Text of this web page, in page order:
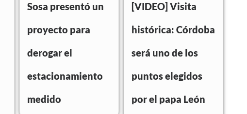
Sosa presentó un
proyecto para
derogar el
estacionamiento
medido
[VIDEO] Visita
histórica: Córdoba
será uno de los
puntos elegidos
por el papa León